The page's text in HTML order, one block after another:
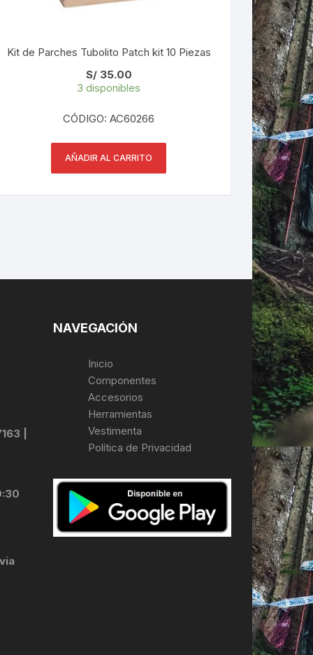
Kit de Parches Tubolito Patch kit 10 Piezas
S/35.00
3 disponibles
CÓDIGO: AC60266
AÑADIR AL CARRITO
|
NAVEGACIÓN
Inicio
Componentes
Accesorios
Herramientas
Vestimenta
Política de Privacidad